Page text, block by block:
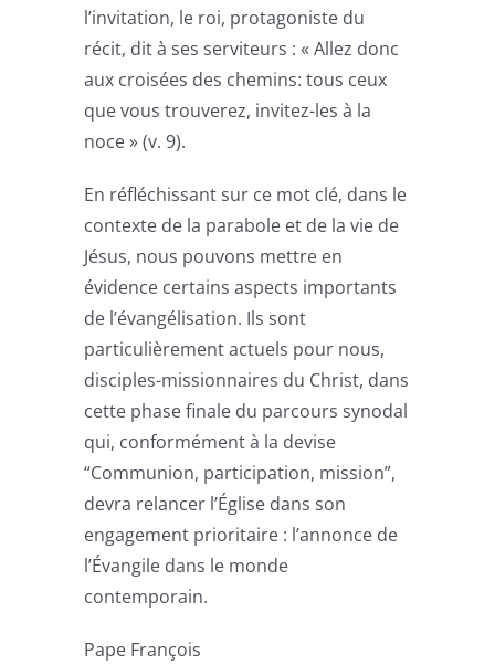
l’invitation, le roi, protagoniste du
récit, dit à ses serviteurs : « Allez donc
aux croisées des chemins: tous ceux
que vous trouverez, invitez-les à la
noce » (v. 9).
En réfléchissant sur ce mot clé, dans le
contexte de la parabole et de la vie de
Jésus, nous pouvons mettre en
évidence certains aspects importants
de l’évangélisation. Ils sont
particulièrement actuels pour nous,
disciples-missionnaires du Christ, dans
cette phase finale du parcours synodal
qui, conformément à la devise
“Communion, participation, mission”,
devra relancer l’Église dans son
engagement prioritaire : l’annonce de
l’Évangile dans le monde
contemporain.
Pape François